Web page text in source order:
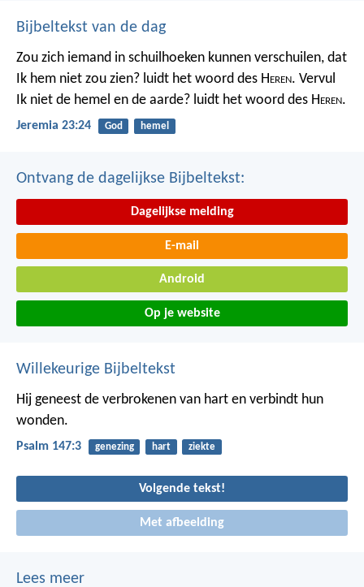
Bijbeltekst van de dag
Zou zich iemand in schuilhoeken kunnen verschuilen, dat
Ik hem niet zou zien? luidt het woord des Heren. Vervul
Ik niet de hemel en de aarde? luidt het woord des Heren.
Jeremia 23:24 God hemel
Ontvang de dagelijkse Bijbeltekst:
Dagelijkse melding
E-mail
Android
Op je website
Willekeurige Bijbeltekst
Hij geneest de verbrokenen van hart en verbindt hun
wonden.
Psalm 147:3 genezing hart ziekte
Volgende tekst!
Met afbeelding
Lees meer